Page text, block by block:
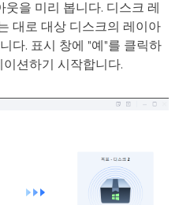
을 미리 봅니다. 디스크 레
대로 대상 디스크의 레이아
다. 표시 창에 "예"를 클릭하
션하기 시작합니다.